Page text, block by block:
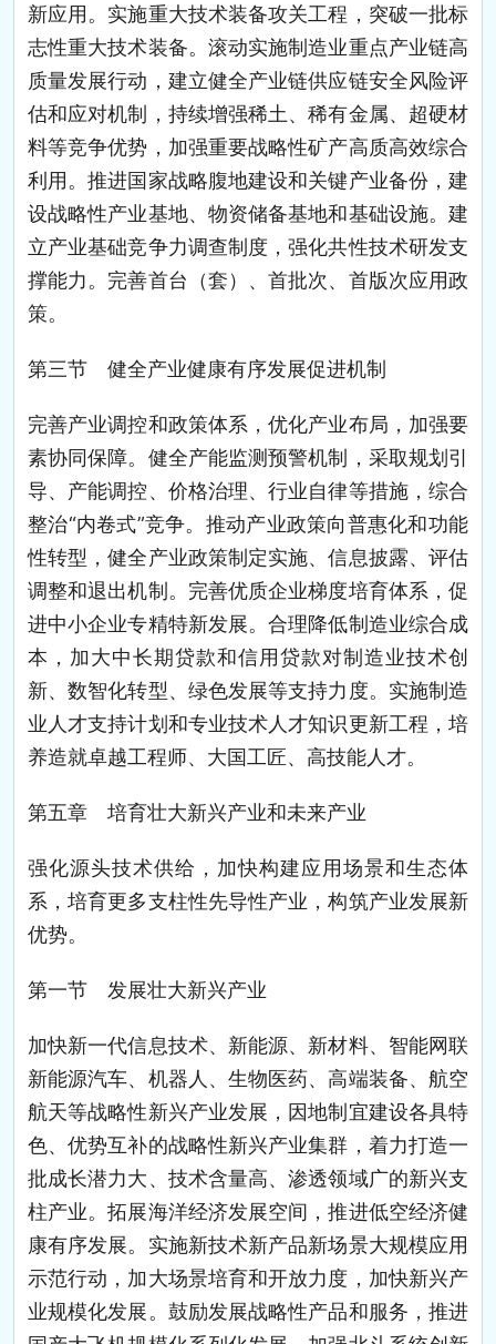
新应用。实施重大技术装备攻关工程，突破一批标
志性重大技术装备。滚动实施制造业重点产业链高
质量发展行动，建立健全产业链供应链安全风险评
估和应对机制，持续增强稀土、稀有金属、超硬材
料等竞争优势，加强重要战略性矿产高质高效综合
利用。推进国家战略腹地建设和关键产业备份，建
设战略性产业基地、物资储备基地和基础设施。建
立产业基础竞争力调查制度，强化共性技术研发支
撑能力。完善首台（套）、首批次、首版次应用政
策。
第三节 健全产业健康有序发展促进机制
完善产业调控和政策体系，优化产业布局，加强要
素协同保障。健全产能监测预警机制，采取规划引
导、产能调控、价格治理、行业自律等措施，综合
整治“内卷式”竞争。推动产业政策向普惠化和功能
性转型，健全产业政策制定实施、信息披露、评估
调整和退出机制。完善优质企业梯度培育体系，促
进中小企业专精特新发展。合理降低制造业综合成
本，加大中长期贷款和信用贷款对制造业技术创
新、数智化转型、绿色发展等支持力度。实施制造
业人才支持计划和专业技术人才知识更新工程，培
养造就卓越工程师、大国工匠、高技能人才。
第五章 培育壮大新兴产业和未来产业
强化源头技术供给，加快构建应用场景和生态体
系，培育更多支柱性先导性产业，构筑产业发展新
优势。
第一节 发展壮大新兴产业
加快新一代信息技术、新能源、新材料、智能网联
新能源汽车、机器人、生物医药、高端装备、航空
航天等战略性新兴产业发展，因地制宜建设各具特
色、优势互补的战略性新兴产业集群，着力打造一
批成长潜力大、技术含量高、渗透领域广的新兴支
柱产业。拓展海洋经济发展空间，推进低空经济健
康有序发展。实施新技术新产品新场景大规模应用
示范行动，加大场景培育和开放力度，加快新兴产
业规模化发展。鼓励发展战略性产品和服务，推进